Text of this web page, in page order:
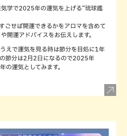
学で2025年の運気を上げる“琉球鑑
ごせば開運できるかをアロマを含めて
開運アドバイスをお伝えします。
えで運気を見る時は節分を目処に1年
節分は2月2日になるので2025年
運気としてみます。